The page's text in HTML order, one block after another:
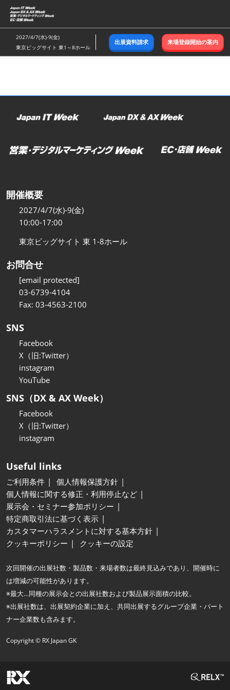
ス
キ
ッ
し
む
2027/4/7(水)-9(金)
東京ビッグサイト 東1～8ホール
出展資料請求 来場登録開始の案内
開催概要
2027/4/7(水)-9(金)
10:00-17:00
東京ビッグサイト 東 1-8ホール
お問合せ
[email protected]
03-6739-4104
Fax: 03-4563-2100
SNS
Facebook
X（旧:Twitter）
instagram
YouTube
SNS（DX & AX Week）
Facebook
X（旧:Twitter）
instagram
Useful links
ご利用条件
個人情報保護方針
個人情報に関する修正・利用停止など
展示会・セミナー参加ポリシー
特定商取引法に基づく表示
カスタマーハラスメントに対する基本方針
クッキーポリシー
クッキーの設定
次回開催の出展社数・製品数・来場者数は最終見込みであり、開催時に
は増減の可能性があります。
※最大…同種の展示会との出展社数および製品展示面積の比較。
※出展社数は、出展契約企業に加え、共同出展するグループ企業・パート
ナー企業数も含みます。
Copyright © RX Japan GK